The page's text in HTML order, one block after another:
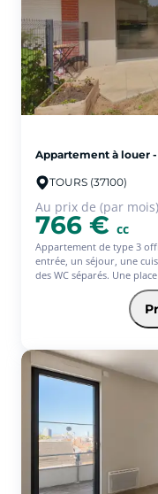
Rochecorbon
Prix du m² Saint-
Saint-Étienne-de-
Genouph-
Prix
Corps-Prix du m²
m² Tours-Prix du
Appartement à louer -
TOURS (37100)
Au prix de (par mois)
766 € cc
Appartement de type 3
entrée, un séjour, une
des WC séparés. Une
bien. Idéalement situé à
commun et des principaux services. Avec
l'assurance habitation
ponctuelle 3 mois d'assurance offerts)* *